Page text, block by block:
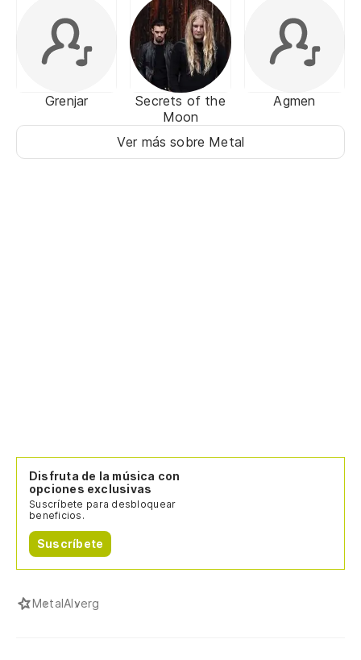
Grenjar
Secrets of the
Moon
Agmen
Ver más sobre Metal
Disfruta de la música con
opciones exclusivas
Suscríbete para desbloquear
beneficios.
Suscríbete
MetalAlverg